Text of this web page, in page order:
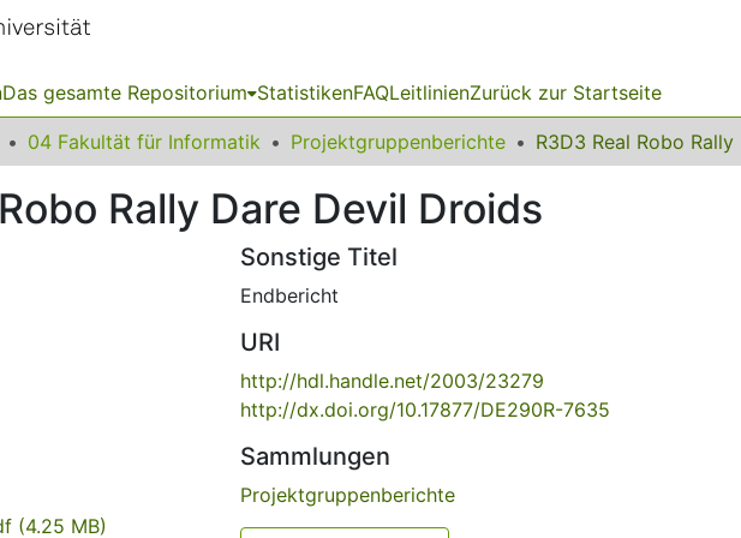
Das gesamte Repositorium StatistikenFAQLeitlinienZurück zur Startseite
04 Fakultät für Informatik Projektgruppenberichte
Rally Dare Devil Droids
(4.25 MB)
Sonstige Titel
Endbericht
URI
http://hdl.handle.net/2003/23279
http://dx.doi.org/10.17877/DE290R-7635
Sammlungen
Projektgruppenberichte